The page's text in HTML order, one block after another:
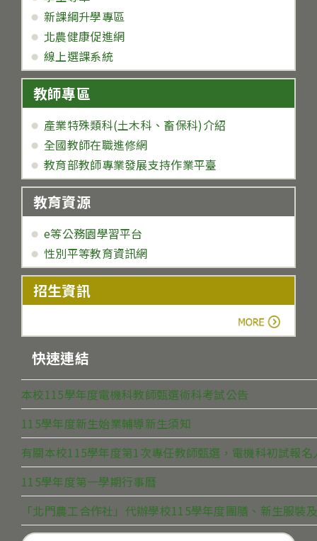
新課綱升學專區
北農健康促進網
線上選課系統
教師專區
產業特殊類科(土木科、畜保科)介紹
全國教師在職進修網
教育部教師專業發展支持作業平臺
教育資源
e等公務園學習平台
性別平等教育資訊網
招生資訊
快速連結
本校115學年度電機科教師甄選術科考試公告
115學年度新生始業輔導新生須知
有關本校115學年度第1次專任教師甄選，電機科初試報
115學年度第一學期行事曆
「北門農工合作社」代辦學校115學年度團膳、新生服裝